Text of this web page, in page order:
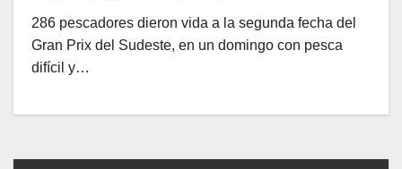
286 pescadores dieron vida a la segunda fecha del
Gran Prix del Sudeste, en un domingo con pesca
difícil y…